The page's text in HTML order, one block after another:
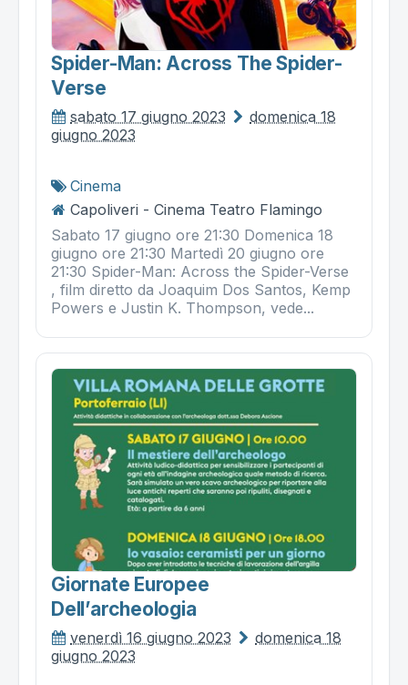
Spider-Man: Across The Spider-
Verse
sabato 17 giugno 2023
domenica 18
giugno 2023
Cinema
Capoliveri - Cinema Teatro Flamingo
Sabato 17 giugno ore 21:30 Domenica 18
giugno ore 21:30 Martedì 20 giugno ore
21:30 Spider-Man: Across the Spider-Verse
, film diretto da Joaquim Dos Santos, Kemp
Powers e Justin K. Thompson, vede...
Giornate Europee
Dell’archeologia
venerdì 16 giugno 2023
domenica 18
giugno 2023